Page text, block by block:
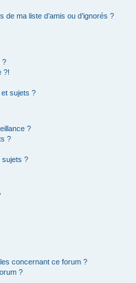
ma liste d’amis ou d’ignorés ?
?
?!
sujets ?
?
?
sujets ?
concernant ce forum ?
?